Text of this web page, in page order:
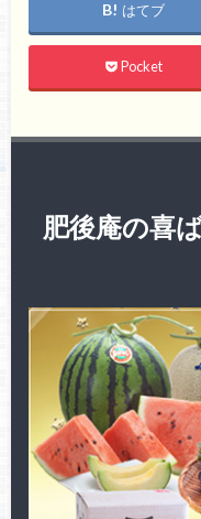
はてブ
Pocket
肥後庵の喜